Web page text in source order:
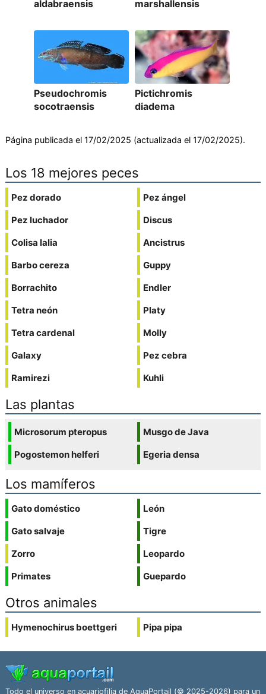
aldabraensis
marshallensis
Pseudochromis
socotraensis
Pictichromis
diadema
Página publicada el 17/02/2025 (actualizada el 17/02/2025).
Los 18 mejores peces
Pez dorado
Pez luchador
Colisa lalia
Barbo cereza
Borrachito
Tetra neón
Tetra cardenal
Galaxy
Ramirezi
Pez ángel
Discus
Ancistrus
Guppy
Endler
Platy
Molly
Pez cebra
Kuhli
Las plantas
Microsorum pteropus
Pogostemon helferi
Musgo de Java
Egeria densa
Los mamíferos
Gato doméstico
Gato salvaje
Zorro
Primates
León
Tigre
Leopardo
Guepardo
Otros animales
Hymenochirus boettgeri Pipa pipa
Todo el universo en acuariofilia de AquaPortail (© 2025-2026) para un